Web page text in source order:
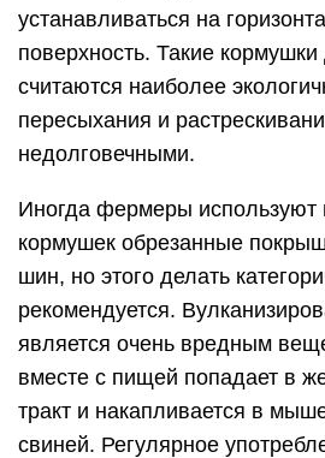
устанавливаться на
поверхность. Такие
считаются наиболее
пересыхания и
недолговечными.
Иногда фермеры используют
кормушек обрезанные
шин, но этого делать
рекомендуется.
является очень вредным
вместе с пищей попадает в
тракт и накапливается в
свиней. Регулярное